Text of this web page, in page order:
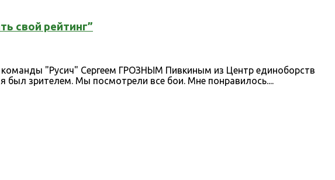
свой рейтинг”
"Русич" Сергеем ГРОЗНЫМ Пивкиным из Центр единоборств
был зрителем. Мы посмотрели все бои. Мне понравилось....